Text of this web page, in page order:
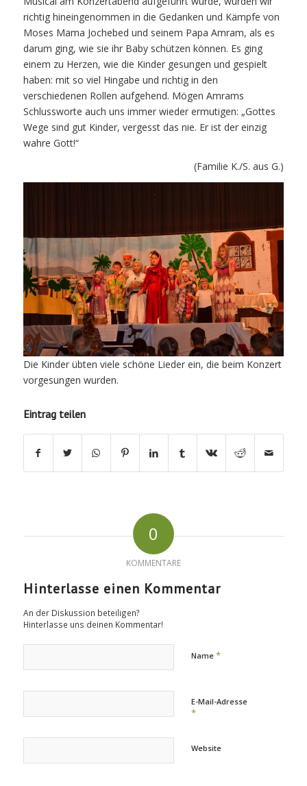
richtig hineingenommen in die Gedanken und Kämpfe von
Moses Mama Jochebed und seinem Papa Amram, als es
darum ging, wie sie ihr Baby schützen können. Es ging
einem zu Herzen, wie die Kinder gesungen und gespielt
haben: mit so viel Hingabe und richtig in den
verschiedenen Rollen aufgehend. Mögen Amrams
Schlussworte auch uns immer wieder ermutigen: „Gottes
Wege sind gut Kinder, vergesst das nie. Er ist der einzig
wahre Gott!“
(Familie K./S. aus G.)
Die Kinder übten viele schöne Lieder ein, die beim Konzert
vorgesungen wurden.
Eintrag teilen
0
KOMMENTARE
Hinterlasse einen Kommentar
An der Diskussion beteiligen?
Hinterlasse uns deinen Kommentar!
Name *
E-Mail-Adresse
*
Website